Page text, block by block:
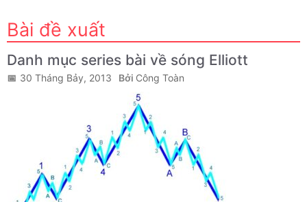
Bài đề xuất
Danh mục series bài về sóng Elliott
30 Tháng Bảy, 2013 Công Toàn